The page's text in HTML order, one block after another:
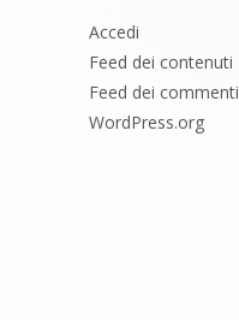
Accedi
Feed dei contenuti
Feed dei commenti
WordPress.org